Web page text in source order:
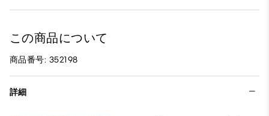
この商品について
商品番号: 352198
詳細